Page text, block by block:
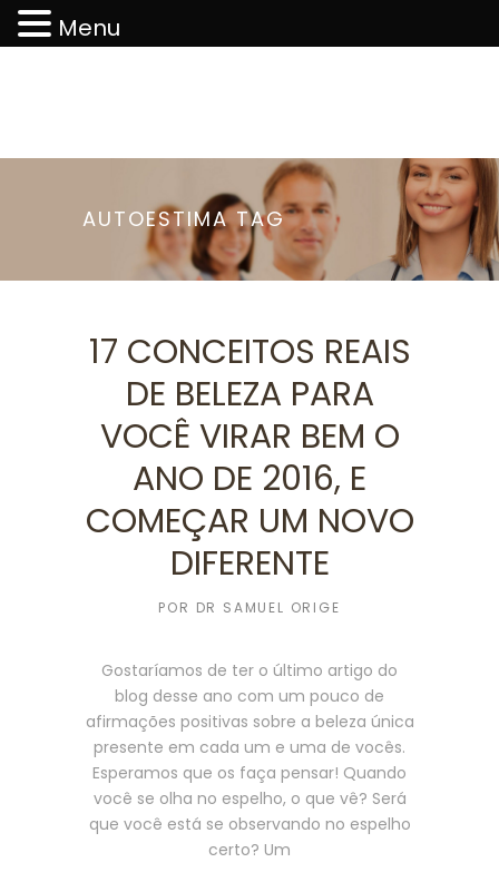
AUTOESTIMA TAG
17 CONCEITOS REAIS
DE BELEZA PARA
VOCÊ VIRAR BEM O
ANO DE 2016, E
COMEÇAR UM NOVO
DIFERENTE
POR DR SAMUEL ORIGE
Gostaríamos de ter o último artigo do
blog desse ano com um pouco de
afirmações positivas sobre a beleza única
presente em cada um e uma de vocês.
Esperamos que os faça pensar! Quando
você se olha no espelho, o que vê? Será
que você está se observando no espelho
certo? Um
Menu